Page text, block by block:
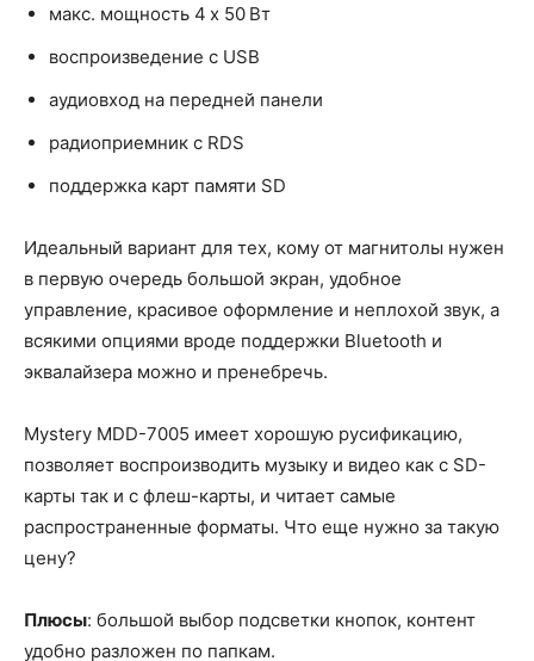
макс. мощность 4 x 50 Вт
воспроизведение с USB
аудиовход на передней панели
радиоприемник с RDS
поддержка карт памяти SD
Идеальный вариант для тех, кому от магнитолы нужен
в первую очередь большой экран, удобное
управление, красивое оформление и неплохой звук, а
всякими опциями вроде поддержки Bluetooth и
эквалайзера можно и пренебречь.
Mystery MDD-7005 имеет хорошую русификацию,
позволяет воспроизводить музыку и видео как с SD-
карты так и с флеш-карты, и читает самые
распространенные форматы. Что еще нужно за такую
цену?
Плюсы: большой выбор подсветки кнопок, контент
удобно разложен по папкам.